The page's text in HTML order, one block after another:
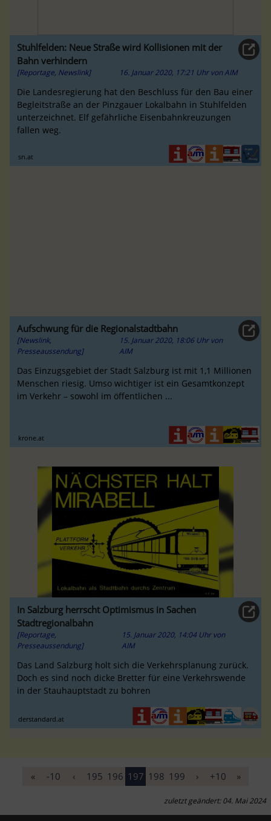
Stuhlfelden: Neue Straße wird Kollisionen mit der
Bahn verhindern
[Reportage, Newslink] 16. Januar 2020, 17:21 Uhr vonAIM
Die Landesregierung hat den Beschluss für den Bau einer
Begleitstraße an der Pinzgauer Lokalbahn in Stuhlfelden
unterzeichnet. Elf gefährliche Eisenbahnkreuzungen
fallen weg.
sn.at
Aufschwung für die Regionalstadtbahn
[Newslink,
Presseaussendung]
15. Januar 2020, 18:06 Uhr von
AIM
Das Einzugsgebiet der Stadt Salzburg ist mit 1,1 Millionen
Menschen riesig. Umso wichtiger ist ein Gesamtkonzept
im Verkehr – sowohl im öffentlichen ...
krone.at
In Salzburg herrscht Optimismus in Sachen
Stadtregionalbahn
[Reportage,
Presseaussendung]
15. Januar 2020, 14:04 Uhr von
AIM
Das Land Salzburg holt sich die Verkehrsplanung zurück.
Doch es sind noch dicke Bretter für eine Verkehrswende
in der Stauhauptstadt zu bohren
derstandard.at
« -10 ‹ 195 196 197 198 199 › +10 »
zuletzt geändert: 04. Mai 2024